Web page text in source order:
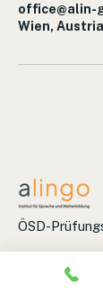
office@alin-
Wien, Austria
ÖSD-